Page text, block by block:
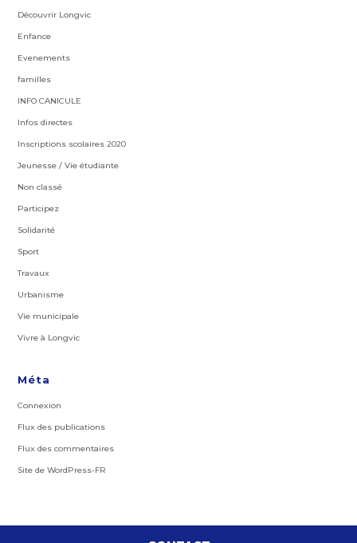
Découvrir Longvic
Enfance
Evenements
familles
INFO CANICULE
Infos directes
Inscriptions scolaires 2020
Jeunesse / Vie étudiante
Non classé
Participez
Solidarité
Sport
Travaux
Urbanisme
Vie municipale
Vivre à Longvic
Méta
Connexion
Flux des publications
Flux des commentaires
Site de WordPress-FR